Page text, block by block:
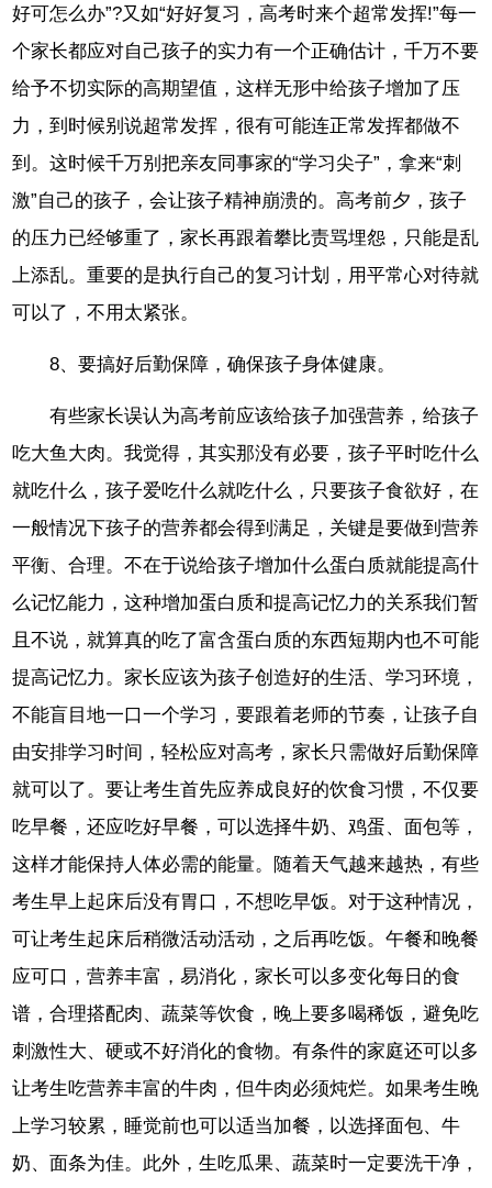
好可怎么办”?又如“好好复习，高考时来个超常发挥!”每一
个家长都应对自己孩子的实力有一个正确估计，千万不要
给予不切实际的高期望值，这样无形中给孩子增加了压
力，到时候别说超常发挥，很有可能连正常发挥都做不
到。这时候千万别把亲友同事家的“学习尖子”，拿来“刺
激”自己的孩子，会让孩子精神崩溃的。高考前夕，孩子
的压力已经够重了，家长再跟着攀比责骂埋怨，只能是乱
上添乱。重要的是执行自己的复习计划，用平常心对待就
可以了，不用太紧张。
8、要搞好后勤保障，确保孩子身体健康。
有些家长误认为高考前应该给孩子加强营养，给孩子
吃大鱼大肉。我觉得，其实那没有必要，孩子平时吃什么
就吃什么，孩子爱吃什么就吃什么，只要孩子食欲好，在
一般情况下孩子的营养都会得到满足，关键是要做到营养
平衡、合理。不在于说给孩子增加什么蛋白质就能提高什
么记忆能力，这种增加蛋白质和提高记忆力的关系我们暂
且不说，就算真的吃了富含蛋白质的东西短期内也不可能
提高记忆力。家长应该为孩子创造好的生活、学习环境，
不能盲目地一口一个学习，要跟着老师的节奏，让孩子自
由安排学习时间，轻松应对高考，家长只需做好后勤保障
就可以了。要让考生首先应养成良好的饮食习惯，不仅要
吃早餐，还应吃好早餐，可以选择牛奶、鸡蛋、面包等，
这样才能保持人体必需的能量。随着天气越来越热，有些
考生早上起床后没有胃口，不想吃早饭。对于这种情况，
可让考生起床后稍微活动活动，之后再吃饭。午餐和晚餐
应可口，营养丰富，易消化，家长可以多变化每日的食
谱，合理搭配肉、蔬菜等饮食，晚上要多喝稀饭，避免吃
刺激性大、硬或不好消化的食物。有条件的家庭还可以多
让考生吃营养丰富的牛肉，但牛肉必须炖烂。如果考生晚
上学习较累，睡觉前也可以适当加餐，以选择面包、牛
奶、面条为佳。此外，生吃瓜果、蔬菜时一定要洗干净，